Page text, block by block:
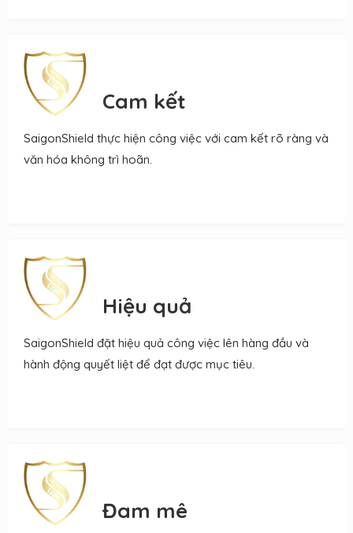
Cam kết
SaigonShield thực hiện công việc với cam kết rõ ràng và
văn hóa không trì hoãn.
Hiệu quả
SaigonShield đặt hiệu quả công việc lên hàng đầu và
hành động quyết liệt để đạt được mục tiêu.
Đam mê